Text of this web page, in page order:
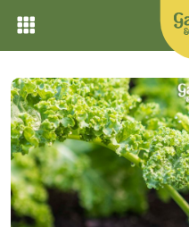
Skip
content